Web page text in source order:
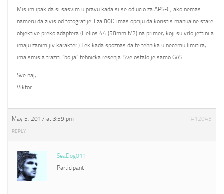
Mislim ipak da si sasvim u pravu kada si se odlucio za APS-C, ako nemas
nameru da zivis od fotografije. I za 80D imas opciju da koristis manualne stare
objektive preko adaptera (Helios 44 (58mm f/2) na primer, koji su vrlo jeftini a
imaju zanimljiv karakter.) Tek kada spoznas da te tehnika u necemu limitira,
ima smisla traziti “bolja” tehnicka resenja. Sve ostalo je samo GAS.
Sve naj,
Viktor
May 5, 2017 at 3:59 pm #12043
REPLY
SeaDog011
Participant